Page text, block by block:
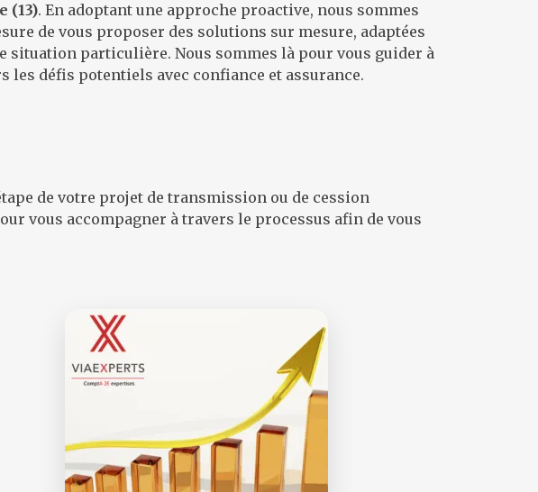
(13). En adoptant une approche proactive, nous sommes
de vous proposer des solutions sur mesure, adaptées
situation particulière. Nous sommes là pour vous guider à
les défis potentiels avec confiance et assurance.
de votre projet de transmission ou de cession
vous accompagner à travers le processus afin de vous